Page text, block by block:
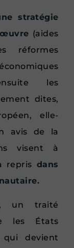
stratégie
(aides
réformes
les
dites,
elle-
avis de la
visent à
repris dans
un traité
les États
devient